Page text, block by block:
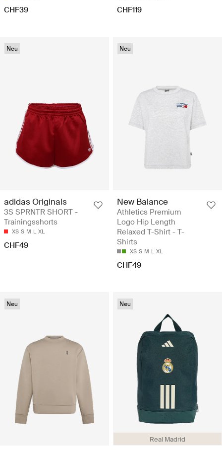
CHF39 CHF119
Neu
adidas Originals
3S SPRNTR SHORT -
Trainingsshorts
XS S M L XL
CHF49
Neu
New Balance
Athletics Premium
Logo Hip Length
Relaxed T-Shirt - T-
Shirts
XS S M L XL
CHF49
Neu
Real Madrid
Neu